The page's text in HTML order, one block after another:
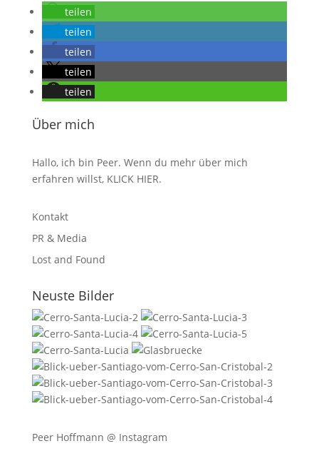
teilen
teilen
teilen
teilen
teilen
Über mich
Hallo, ich bin Peer. Wenn du mehr über mich
erfahren willst, KLICK HIER.
Kontakt
PR & Media
Lost and Found
Neuste Bilder
Peer Hoffmann @ Instagram